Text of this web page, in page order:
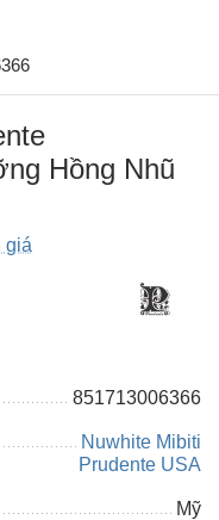
Hồng Nhũ
giá
851713006366
Nuwhite Mibiti
Prudente USA
Mỹ